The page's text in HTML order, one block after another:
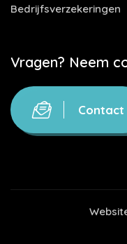
Bedrijfsverzekeringen
Vragen? Neem
Contact